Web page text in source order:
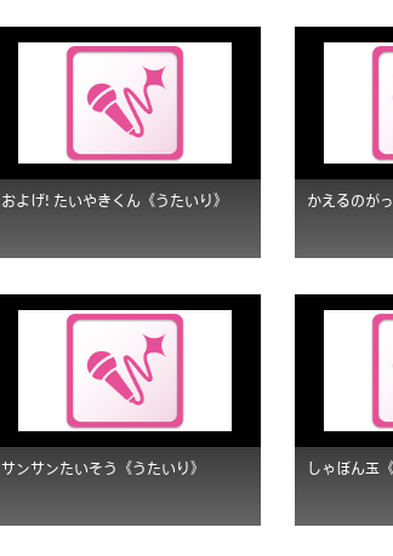
およげ! たいやきくん《うたいり》 かえるのが
サンサンたいそう《うたいり》 しゃぼん玉